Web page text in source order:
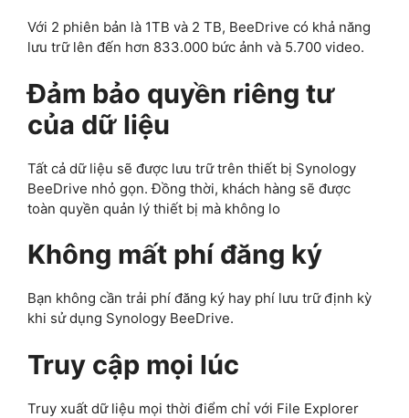
Với 2 phiên bản là 1TB và 2 TB, BeeDrive có khả năng
lưu trữ lên đến hơn 833.000 bức ảnh và 5.700 video.
Đảm bảo quyền riêng tư
của dữ liệu
Tất cả dữ liệu sẽ được lưu trữ trên thiết bị Synology
BeeDrive nhỏ gọn. Đồng thời, khách hàng sẽ được
toàn quyền quản lý thiết bị mà không lo
Không mất phí đăng ký
Bạn không cần trải phí đăng ký hay phí lưu trữ định kỳ
khi sử dụng Synology BeeDrive.
Truy cập mọi lúc
Truy xuất dữ liệu mọi thời điểm chỉ với File Explorer